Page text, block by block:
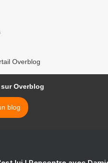
Overblog
Overblog
blog